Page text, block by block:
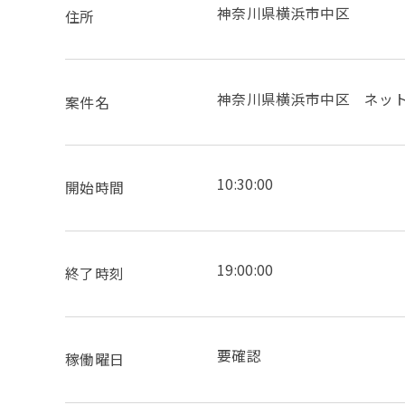
住所 神奈川県横浜市中区
案件名 神奈川県横浜市中区 ネッ
開始時間 10:30:00
終了時刻 19:00:00
稼働曜日 要確認